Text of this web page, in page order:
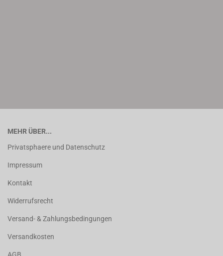
MEHR ÜBER...
Privatsphaere und Datenschutz
Impressum
Kontakt
Widerrufsrecht
Versand- & Zahlungsbedingungen
Versandkosten